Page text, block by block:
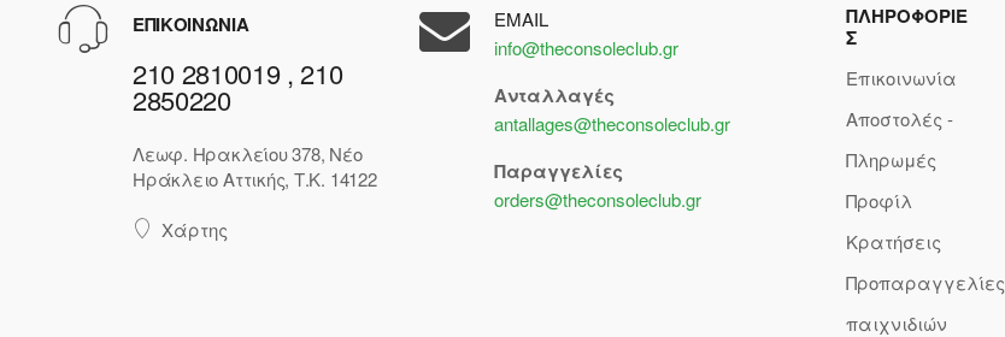
ΕΠΙΚΟΙΝΩΝΙΑ
210 2810019 , 210
2850220
Λεωφ. Ηρακλείου 378, Νέο
Ηράκλειο Αττικής, Τ.Κ. 14122
Χάρτης
EMAIL
info@theconsoleclub.gr
Ανταλλαγές
antallages@theconsoleclub.gr
Παραγγελίες
orders@theconsoleclub.gr
ΠΛΗΡΟΦΟΡΙΕ
Σ
Επικοινωνία
Αποστολές -
Πληρωμές
Προφίλ
Κρατήσεις
Προπαραγγελίες
παιχνιδιών